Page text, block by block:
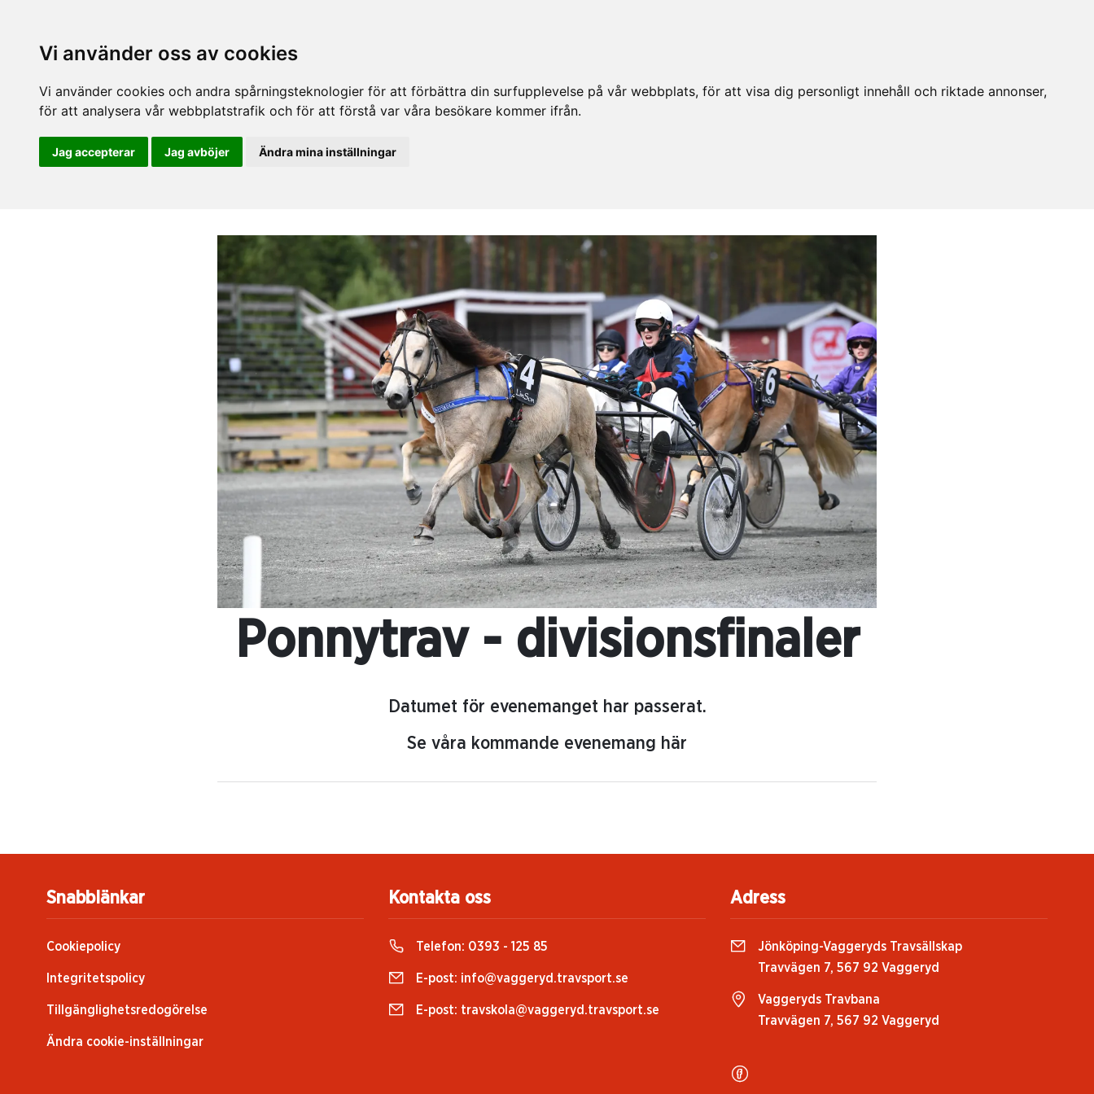
Vi använder oss av cookies
Vi använder cookies och andra spårningsteknologier för att förbättra din surfupplevelse på vår webbplats, för att visa dig personligt innehåll och riktade annonser,
för att analysera vår webbplatstrafik och för att förstå var våra besökare kommer ifrån.
Jag accepterar Jag avböjer Ändra mina inställningar
Ponnytrav - divisionsfinaler
Datumet för evenemanget har passerat.
Se våra kommande evenemang här
Snabblänkar
Cookiepolicy
Integritetspolicy
Tillgänglighetsredogörelse
Ändra cookie-inställningar
Kontakta oss
Telefon: 0393 - 125 85
E-post: info@vaggeryd.travsport.se
E-post: travskola@vaggeryd.travsport.se
Adress
Jönköping-Vaggeryds Travsällskap
Travvägen 7, 567 92 Vaggeryd
Vaggeryds Travbana
Travvägen 7, 567 92 Vaggeryd